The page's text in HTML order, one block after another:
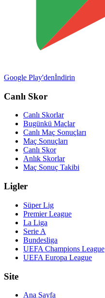
Google Play'denİndirin
Canlı Skor
Canlı Skorlar
Bugünkü Maçlar
Canlı Maç Sonuçları
Maç Sonuçları
Canlı Skor
Anlık Skorlar
Maç Sonuç Takibi
Ligler
Süper Lig
Premier League
La Liga
Serie A
Bundesliga
UEFA Champions League
UEFA Europa League
Site
Ana Sayfa